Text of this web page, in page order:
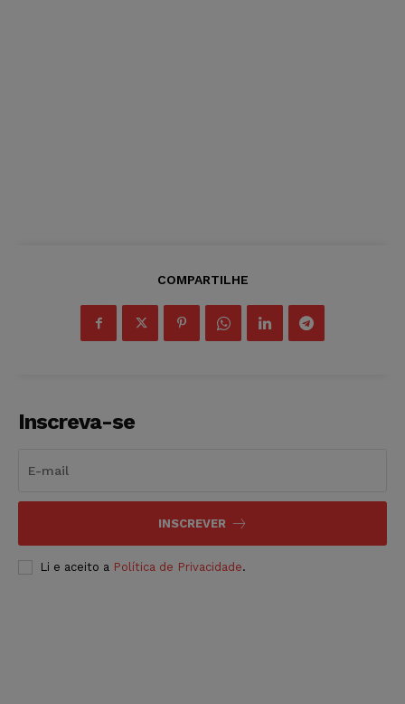
COMPARTILHE
Inscreva-se
INSCREVER
Li e aceito a Política de Privacidade.